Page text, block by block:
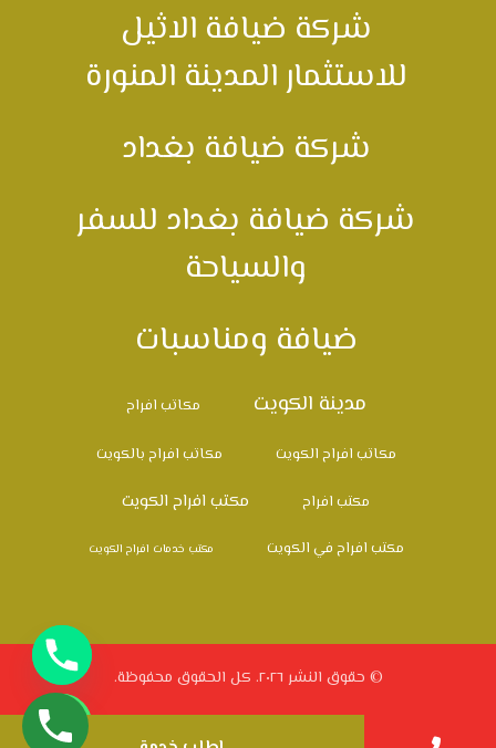
شركة ضيافة الاثيل
للاستثمار المدينة المنورة
شركة ضيافة بغداد
شركة ضيافة بغداد للسفر
والسياحة
ضيافة ومناسبات
مدينة الكويت مكاتب افراح
مكاتب افراح الكويت مكاتب افراح بالكويت
مكتب افراح مكتب افراح الكويت
مكتب افراح في الكويت مكتب خدمات افراح الكويت
© حقوق النشر ٢٠٢٦. كل الحقوق محفوظة.